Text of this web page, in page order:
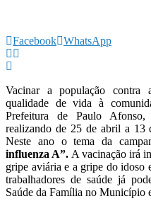
Facebook WhatsApp
Vacinar a população contra
qualidade de vida à
Prefeitura de Paulo
realizando de 25 de abril a 13
Neste ano o tema da
influenza A”. A vacinação irá
gripe aviária e a gripe do idoso
trabalhadores de saúde já
Saúde da Família no Município